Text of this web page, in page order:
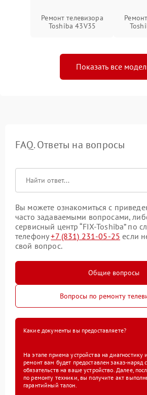
Ремонт телевизора
Toshiba 43V35
Показать все
FAQ. Ответы на вопросы
Вы можете ознакомиться с
часто задаваемыми вопросами,
сервисный центр “FIX-Toshiba” по
телефону+7 (831) 231-05-25 если
свой вопрос.
Общие вопросы
Вопросы по ремонту
Какие документы вы предоставляете?
На этапе приема устройства на
ремонт вам будет предоставлен заказ-наряд
обязательств на ваше устройство. Далее,
по ремонту техники, вы получите акт
гарантийный талон.